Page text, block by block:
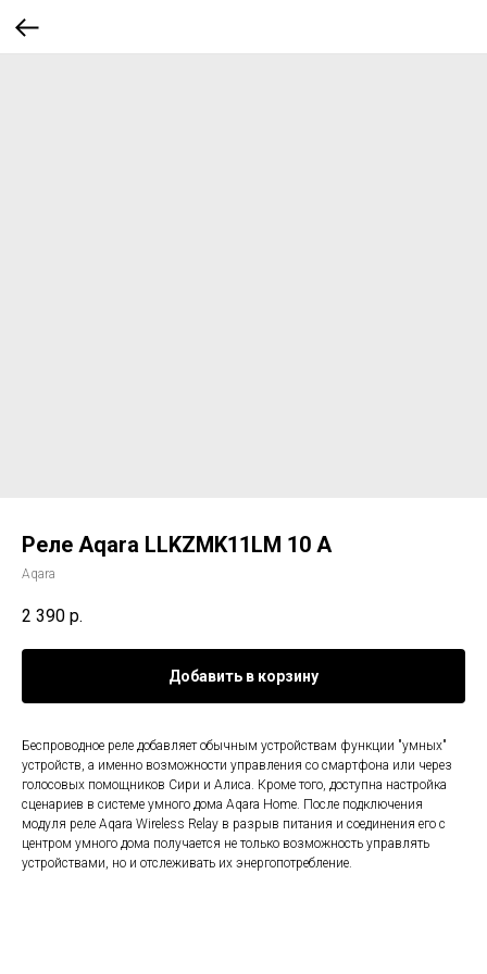
Реле Aqara LLKZMK11LM 10 А
Aqara
2 390 р.
Добавить в корзину
Беспроводное реле добавляет обычным устройствам функции "умных"
устройств, а именно возможности управления со смартфона или через
голосовых помощников Сири и Алиса. Кроме того, доступна настройка
сценариев в системе умного дома Aqara Home. После подключения
модуля реле Aqara Wireless Relay в разрыв питания и соединения его с
центром умного дома получается не только возможность управлять
устройствами, но и отслеживать их энергопотребление.